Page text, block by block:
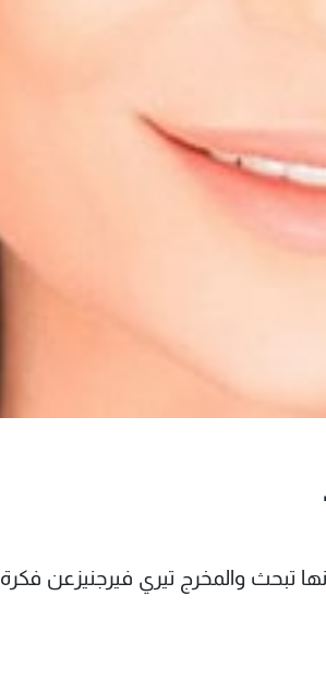
تبحث والمخرج تيري فيرجنيزعن فكرة